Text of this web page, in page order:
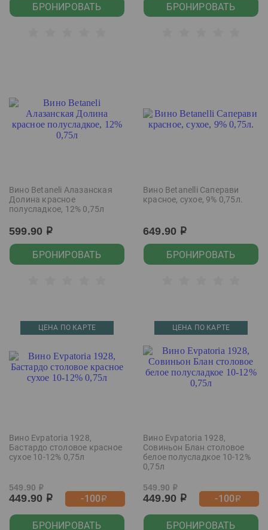
БРОНИРОВАТЬ БРОНИРОВАТЬ
Вино Betaneli Алазанская
Долина красное
полусладкое, 12% 0,75л
599.90 р
БРОНИРОВАТЬ
Вино Betanelli Саперави
красное, сухое, 9% 0,75л.
649.90 р
БРОНИРОВАТЬ
ЦЕНА ПО КАРТЕ
Вино Evpatoria 1928,
Бастардо столовое красное
сухое 10-12% 0,75л
549.90 р
449.90 р -100р
БРОНИРОВАТЬ
ЦЕНА ПО КАРТЕ
Вино Evpatoria 1928,
Совиньон Блан столовое
белое полусладкое 10-12%
0,75л
549.90 р
449.90 р -100р
БРОНИРОВАТЬ